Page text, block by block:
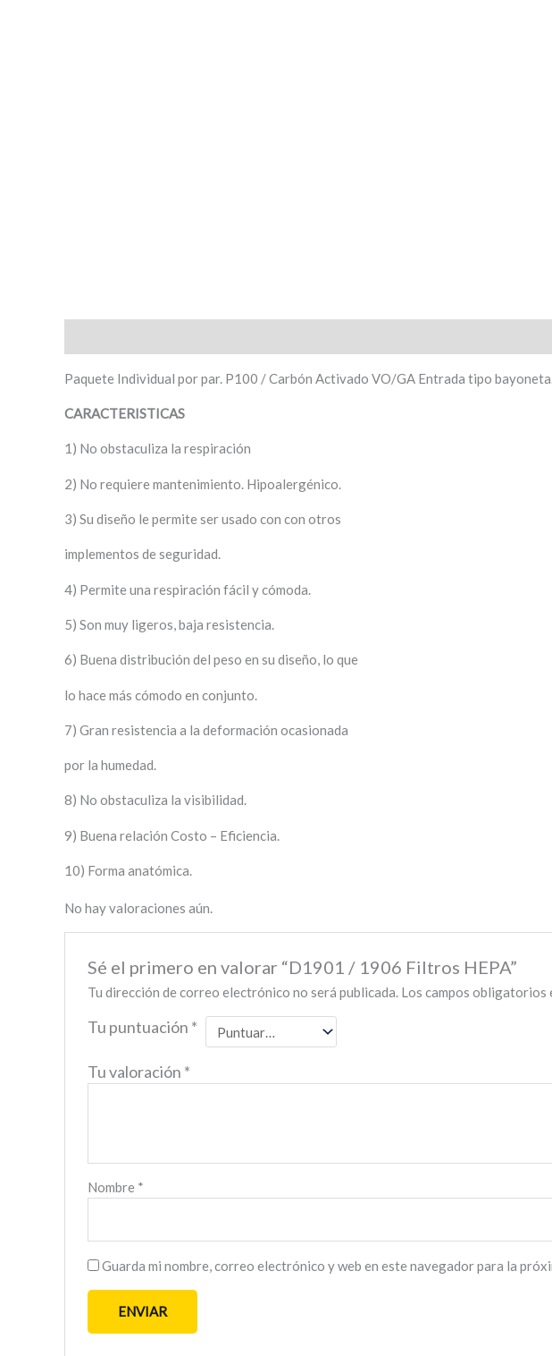
Paquete Individual por par. P100 / Carbón Activado VO/GA Entrada tipo
CARACTERISTICAS
1) No obstaculiza la respiración
2) No requiere mantenimiento. Hipoalergénico.
3) Su diseño le permite ser usado con con otros
implementos de seguridad.
4) Permite una respiración fácil y cómoda.
5) Son muy ligeros, baja resistencia.
6) Buena distribución del peso en su diseño, lo que
lo hace más cómodo en conjunto.
7) Gran resistencia a la deformación ocasionada
por la humedad.
8) No obstaculiza la visibilidad.
9) Buena relación Costo – Eficiencia.
10) Forma anatómica.
No hay valoraciones aún.
Sé el primero en valorar “D1901 / 1906 Filtros HEPA”
Tu dirección de correo electrónico no será publicada. Los campos obligatorios
Tu puntuación *
Tu valoración *
Nombre *
Guarda mi nombre, correo electrónico y web en este navegador para la